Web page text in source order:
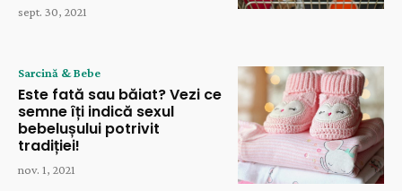
sept. 30, 2021
Sarcină & Bebe
Este fată sau băiat? Vezi ce
semne îți indică sexul
bebelușului potrivit
tradiției!
nov. 1, 2021